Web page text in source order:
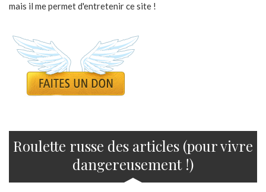
mais il me permet d'entretenir ce site !
Roulette russe des articles (pour vivre
dangereusement !)